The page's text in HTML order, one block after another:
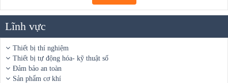
Lĩnh vực
Thiết bị thí nghiệm
Thiết bị tự động hóa- kỹ thuật số
Đảm bảo an toàn
Sản phẩm cơ khí